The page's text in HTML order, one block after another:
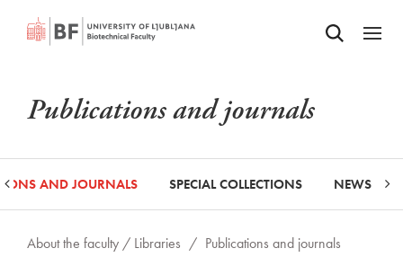
SKIP TO MAIN CONTENTOdpri iskalnik
Odpri
Publications and journals
AND JOURNALS SPECIAL COLLECTIONS NEWS
About the faculty / Libraries / Publications and journals